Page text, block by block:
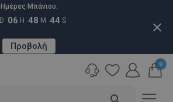
Ημέρες Μπάνιου:
D 06 H 48 M 44 S
Προβολή
close
0